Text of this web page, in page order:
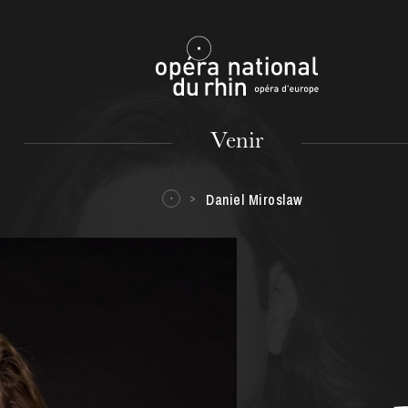
Mulhouse
Venir
Daniel Miroslaw